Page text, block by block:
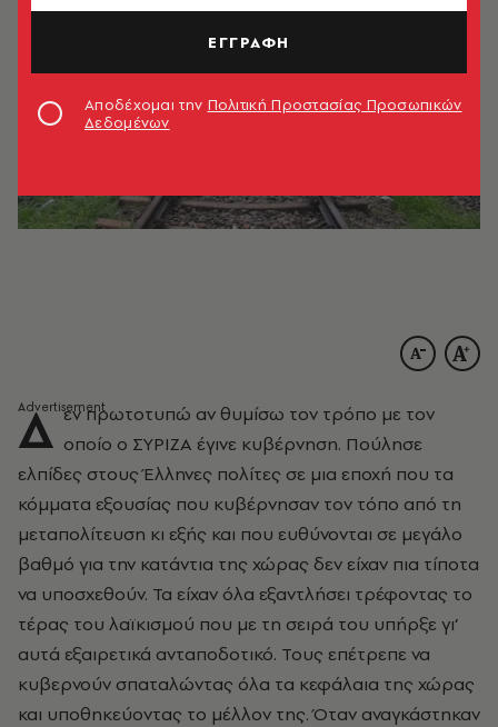
Δ εν πρωτοτυπώ αν θυμίσω τον τρόπο με τον
οποίο ο ΣΥΡΙΖΑ έγινε κυβέρνηση. Πούλησε
ελπίδες στους Έλληνες πολίτες σε μια εποχή που τα
κόμματα εξουσίας που κυβέρνησαν τον τόπο από τη
μεταπολίτευση κι εξής και που ευθύνονται σε μεγάλο
βαθμό για την κατάντια της χώρας δεν είχαν πια τίποτα
να υποσχεθούν. Τα είχαν όλα εξαντλήσει τρέφοντας το
τέρας του λαϊκισμού που με τη σειρά του υπήρξε γι’
αυτά εξαιρετικά ανταποδοτικό. Τους επέτρεπε να
κυβερνούν σπαταλώντας όλα τα κεφάλαια της χώρας
και υποθηκεύοντας το μέλλον της. Όταν αναγκάστηκαν
ΕΓΓΡΑΦΗ
Αποδέχομαι την Πολιτική Προστασίας Προσωπικών
Δεδομένων